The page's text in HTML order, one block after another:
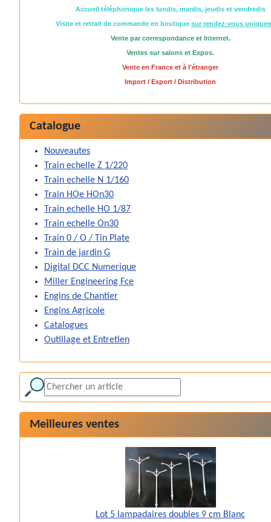
Accueil téléphonique les lundis, mardis, jeudis et vendredis
Visite et retrait de commande en boutique sur rendez-vous
Vente par correspondance et Internet.
Ventes sur salons et Expos.
Vente en France et à l'étranger
Import / Export / Distribution
Catalogue
Nouveautes
Train echelle Z 1/220
Train echelle N 1/160
Train HOe HOn30
Train echelle HO 1/87
Train echelle On30
Train 0 / O / Tin Plate
Train de jardin G
Digital DCC Numerique
Miller Engineering Fce
Engins de Chantier
Engins Agricole
Catalogues
Outillage et Entretien
Meilleures ventes
Lot 5 lampadaires doubles 9 cm Blanc